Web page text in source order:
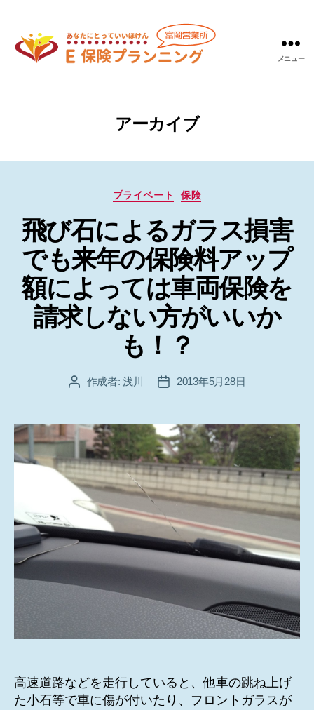
ニ
岡
営
業
メニュー
アーカイブ
カ
ゴ
リ
ー
プライベート 保険
飛び石によるガラス損害
でも来年の保険料アップ
額によっては車両保険を
請求しない方がいいか
も！？
投 作成者:浅川
投
2013年5月28日
高速道路などを走行していると、他車の跳ね上げ
た小石等で車に傷が付いたり、フロントガラスが